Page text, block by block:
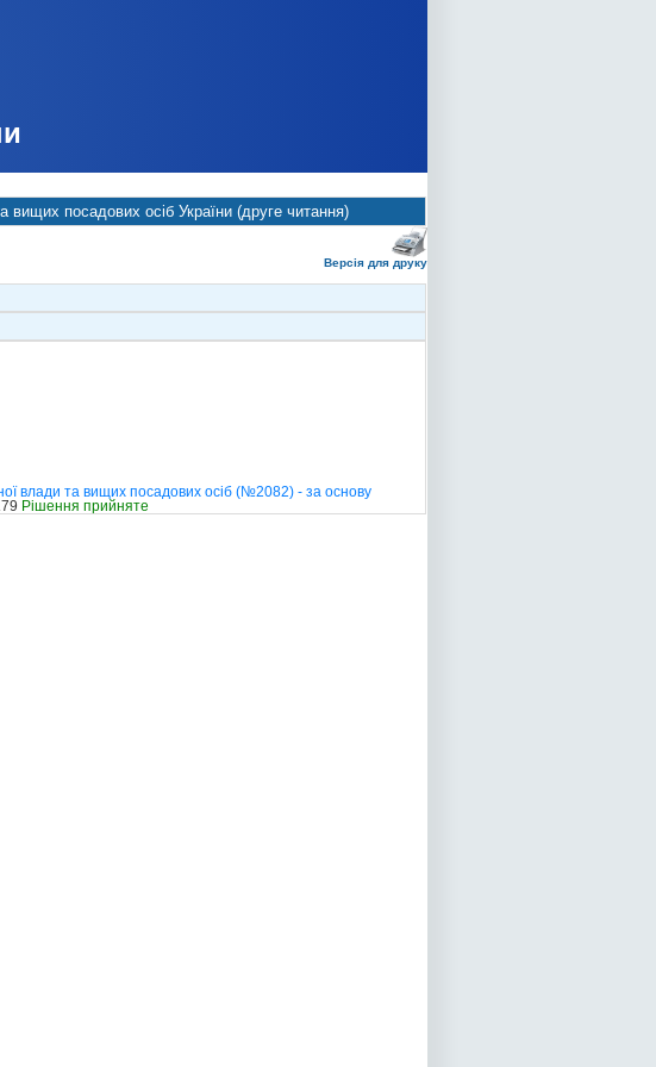
вищих посадових осіб України (друге читання)
Версія для друку
влади та вищих посадових осіб (№2082) - за основу
Рішення прийняте